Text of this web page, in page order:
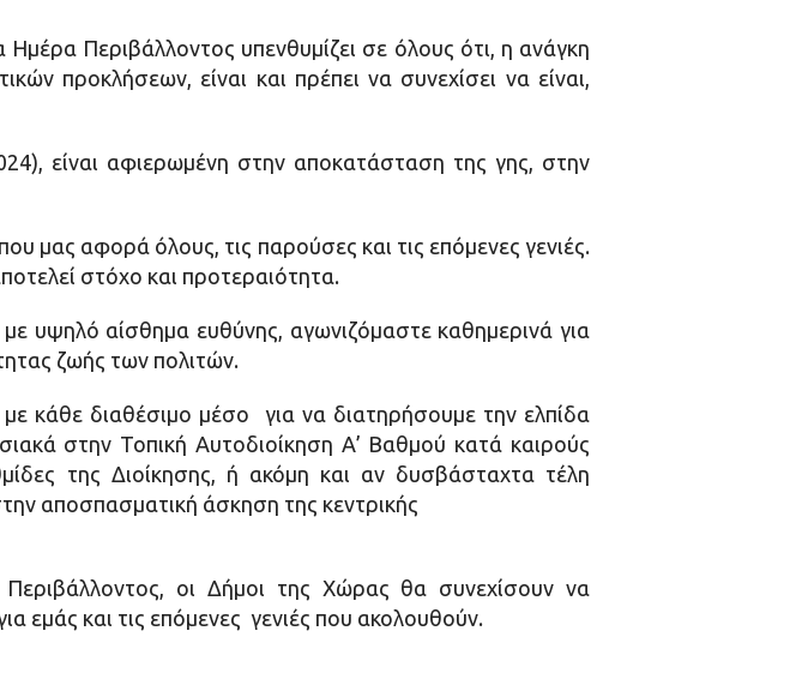
Περιβάλλοντος υπενθυμίζει σε όλους ότι, η ανάγκη
προκλήσεων, είναι και πρέπει να συνεχίσει να είναι,
είναι αφιερωμένη στην αποκατάσταση της γης, στην
μας αφορά όλους, τις παρούσες και τις επόμενες γενιές.
στόχο και προτεραιότητα.
υψηλό αίσθημα ευθύνης, αγωνιζόμαστε καθημερινά για
ζωής των πολιτών.
κάθε διαθέσιμο μέσο για να διατηρήσουμε την ελπίδα
στην Τοπική Αυτοδιοίκηση Α’ Βαθμού κατά καιρούς
της Διοίκησης, ή ακόμη και αν δυσβάσταχτα τέλη
αποσπασματική άσκηση της κεντρικής
οι Δήμοι της Χώρας θα συνεχίσουν να
εμάς και τις επόμενες γενιές που ακολουθούν.